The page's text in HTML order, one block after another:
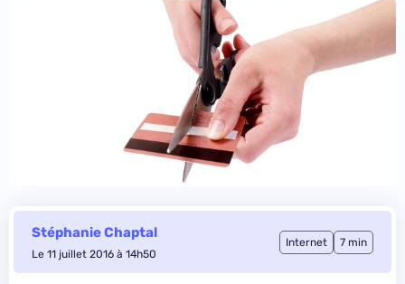
Stéphanie Chaptal
Le 11 juillet 2016 à 14h50
Internet 7 min